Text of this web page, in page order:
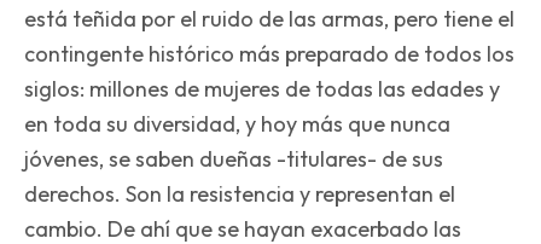
está teñida por el ruido de las armas, pero tiene el
contingente histórico más preparado de todos los
siglos: millones de mujeres de todas las edades y
en toda su diversidad, y hoy más que nunca
jóvenes, se saben dueñas -titulares- de sus
derechos. Son la resistencia y representan el
cambio. De ahí que se hayan exacerbado las